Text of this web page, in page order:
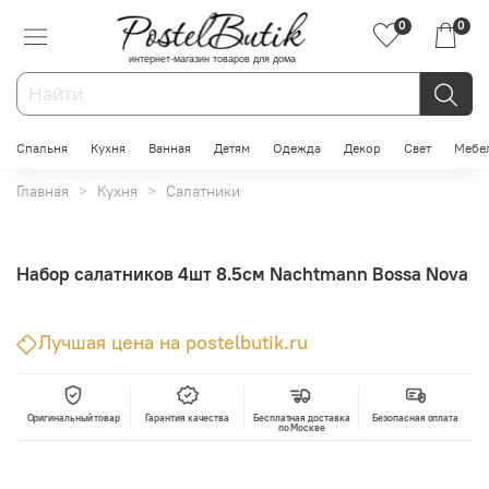
интернет-магазин товаров для дома
0 0
Спальня Кухня Ванная Детям Одежда Декор Свет
Главная Кухня Салатники
Набор салатников 4шт 8.5см Nachtmann Bossa Nova
Лучшая цена на postelbutik.ru
Оригинальный товар Гарантия качества
Бесплатная доставка
по Москве
Безопасная оплата